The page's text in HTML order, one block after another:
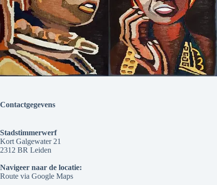
Contactgegevens
Stadstimmerwerf
Kort Galgewater 21
2312 BR Leiden
Navigeer naar de locatie:
Route via Google Maps